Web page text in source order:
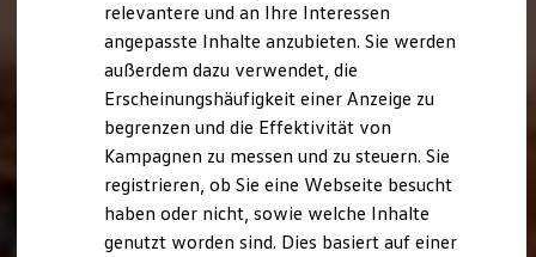
ID. Software Versionen und Updates
Digitale Extras
Schnittstellen zu Ihrem ID.
Marke und Erlebnis
Volkswagen R und R Experience
R-Modelle
R Experience
Driving Experience
Volkswagen entdecken
Werkbesichtigung
relevantere und an Ihre Interessen
angepasste Inhalte anzubieten. Sie werden
außerdem dazu verwendet, die
Erscheinungshäufigkeit einer Anzeige zu
begrenzen und die Effektivität von
Kampagnen zu messen und zu steuern. Sie
registrieren, ob Sie eine Webseite besucht
haben oder nicht, sowie welche Inhalte
genutzt worden sind. Dies basiert auf einer